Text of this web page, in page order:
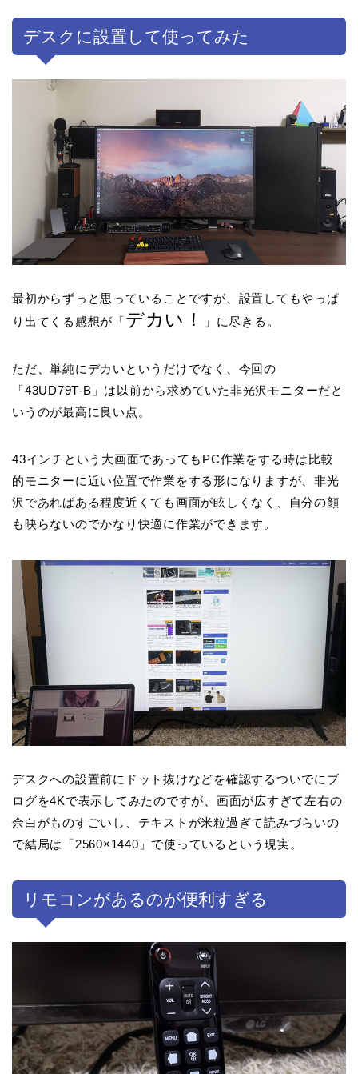
デスクに設置して使ってみた
最初からずっと思っていることですが、設置してもやっぱ
り出てくる感想が「デカい！ 」に尽きる。
ただ、単純にデカいというだけでなく、今回の
「43UD79T-B」は以前から求めていた非光沢モニターだと
いうのが最高に良い点。
43インチという大画面であってもPC作業をする時は比較
的モニターに近い位置で作業をする形になりますが、非光
沢であればある程度近くても画面が眩しくなく、自分の顔
も映らないのでかなり快適に作業ができます。
デスクへの設置前にドット抜けなどを確認するついでにブ
ログを4Kで表示してみたのですが、画面が広すぎて左右の
余白がものすごいし、テキストが米粒過ぎて読みづらいの
で結局は「2560×1440」で使っているという現実。
リモコンがあるのが便利すぎる